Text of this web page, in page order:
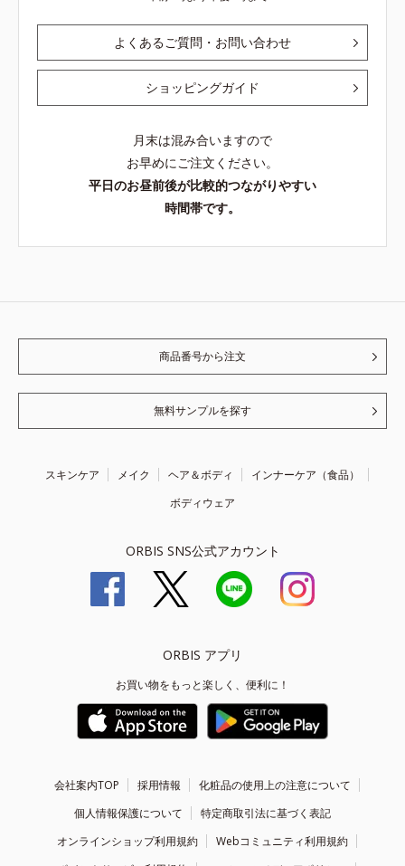
よくあるご質問・お問い合わせ
ショッピングガイド
月末は混み合いますので
お早めにご注文ください。
平日のお昼前後が比較的つながりやすい
時間帯です。
商品番号から注文
無料サンプルを探す
スキンケア メイク ヘア＆ボディ
インナーケア（食品）
ボディウェア
ORBIS SNS公式アカウント
ORBIS アプリ
お買い物をもっと楽しく、便利に！
会社案内TOP 採用情報
化粧品の使用上の注意について
個人情報保護について
特定商取引法に基づく表記
オンラインショップ利用規約
Webコミュニティ利用規約